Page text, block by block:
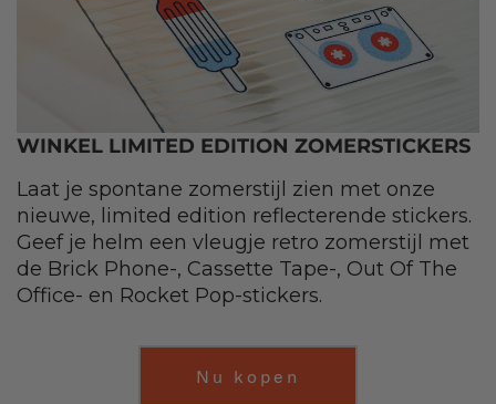
WINKEL LIMITED EDITION ZOMERSTICKERS
Laat je spontane zomerstijl zien met onze
nieuwe, limited edition reflecterende stickers.
Geef je helm een vleugje retro zomerstijl met
de Brick Phone-, Cassette Tape-, Out Of The
Office- en Rocket Pop-stickers.
Nu kopen